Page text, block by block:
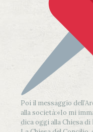
Poi il messaggio
alla società:«Io mi
dica oggi alla Chiesa